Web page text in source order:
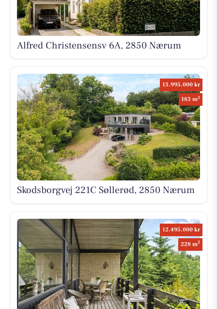
Alfred Christensensv 6A, 2850 Nærum
13.995.000 kr
183 m2
Skodsborgvej 221C Søllerød, 2850 Nærum
12.495.000 kr
228 m2